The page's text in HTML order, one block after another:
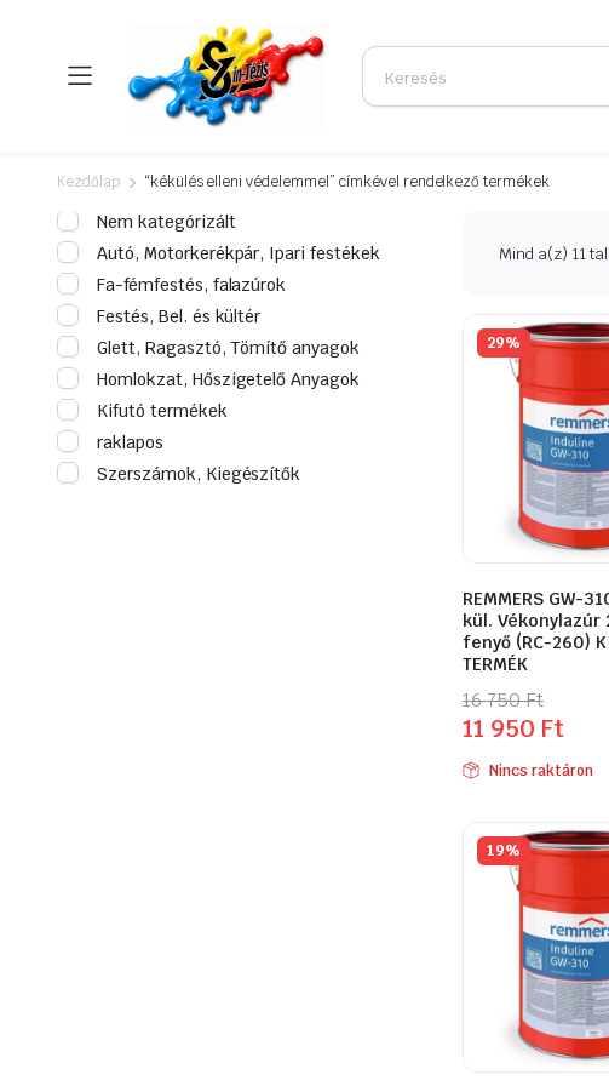
Kezdőlap “kékülés elleni védelemmel” címkével rendelkező termékek
Mind a(z) 11
29%
REMMERS GW-
kül. Vékonylazúr
fenyő (RC-260)
TERMÉK
16 750Ft
Original
price
was:
750 Ft.
11 950 Ft
Current
price
is:
950 Ft.
Nincs raktáron
19%
Nem kategórizált
Autó, Motorkerékpár, Ipari festékek
Fa-fémfestés, falazúrok
Festés, Bel. és kültér
Glett, Ragasztó, Tömítő anyagok
Homlokzat, Hőszigetelő Anyagok
Kifutó termékek
raklapos
Szerszámok, Kiegészítők